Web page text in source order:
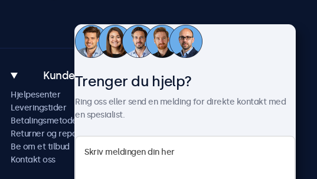
Kundeservice
Hjelpesenter
Leveringstider
Betalingsmetoder
Returner og reparer
Be om et tilbud
Kontakt oss
Om Beetronics
Nyheter & oppdateringer
Jobb med oss
Betingelser og vilkår
Trenger du hjelp?
Ring oss eller send en melding for direkte kontakt med
en spesialist.